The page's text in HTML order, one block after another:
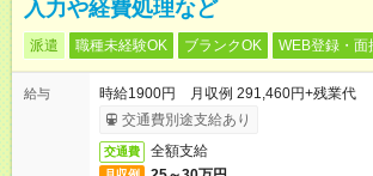
入力や経費処理など
派遣 職種未経験OK ブランクOK WEB登録・面
給与
時給1900円 月収例 291,460円+残業代
交通費別途支給あり
交通費 全額支給